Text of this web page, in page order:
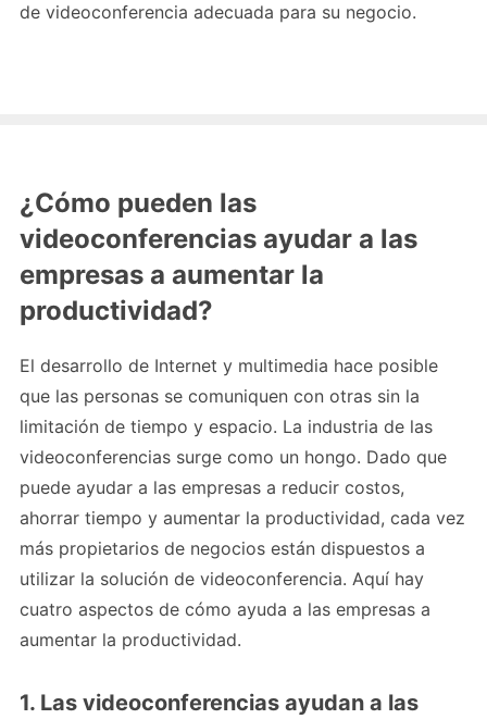
de videoconferencia adecuada para su negocio.
¿Cómo pueden las
videoconferencias ayudar a las
empresas a aumentar la
productividad?
El desarrollo de Internet y multimedia hace posible
que las personas se comuniquen con otras sin la
limitación de tiempo y espacio. La industria de las
videoconferencias surge como un hongo. Dado que
puede ayudar a las empresas a reducir costos,
ahorrar tiempo y aumentar la productividad, cada vez
más propietarios de negocios están dispuestos a
utilizar la solución de videoconferencia. Aquí hay
cuatro aspectos de cómo ayuda a las empresas a
aumentar la productividad.
1. Las videoconferencias ayudan a las